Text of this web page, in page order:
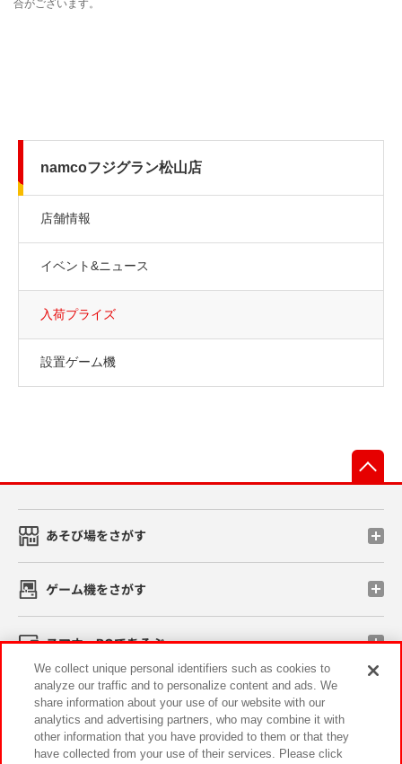
namcoフジグラン松山店
店舗情報
イベント&ニュース
入荷プライズ
設置ゲーム機
あそび場をさがす
ゲーム機をさがす
スマホ・PCであそぶ
イベント・キャンペーン
We collect unique personal identifiers such as cookies to
analyze our traffic and to personalize content and ads. We
share information about your use of our website with our
analytics and advertising partners, who may combine it with
other information that you have provided to them or that they
have collected from your use of their services. Please click